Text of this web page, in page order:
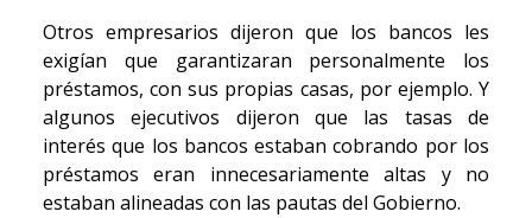
Otros empresarios dijeron que los bancos les
exigían que garantizaran personalmente los
préstamos, con sus propias casas, por ejemplo. Y
algunos ejecutivos dijeron que las tasas de
interés que los bancos estaban cobrando por los
préstamos eran innecesariamente altas y no
estaban alineadas con las pautas del Gobierno.